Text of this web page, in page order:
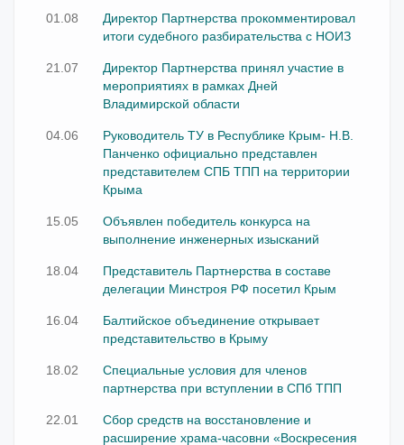
01.08
Директор Партнерства прокомментировал
итоги судебного разбирательства с НОИЗ
21.07
Директор Партнерства принял участие в
мероприятиях в рамках Дней
Владимирской области
04.06
Руководитель ТУ в Республике Крым- Н.В.
Панченко официально представлен
представителем СПБ ТПП на территории
Крыма
15.05
Объявлен победитель конкурса на
выполнение инженерных изысканий
18.04
Представитель Партнерства в составе
делегации Минстроя РФ посетил Крым
16.04
Балтийское объединение открывает
представительство в Крыму
18.02
Cпециальные условия для членов
партнерства при вступлении в СПб ТПП
22.01
Сбор средств на восстановление и
расширение храма-часовни «Воскресения